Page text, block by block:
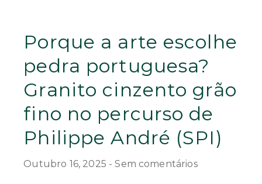
Porque a arte escolhe
pedra portuguesa?
Granito cinzento grão
fino no percurso de
Philippe André (SPI)
Outubro 16, 2025 Sem comentários